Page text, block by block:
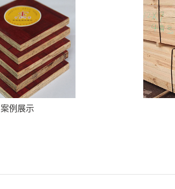
案例展示